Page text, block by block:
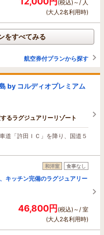
(税込)～/ 人
(大人2名利用時)
をすべてみる
航空券付プランから探す
by コルディオプレミアム
るラグジュアリーリゾート
道「許田ＩＣ」を降り、国道５
和洋室 食事なし
キッチン完備のラグジュアリー
46,800円(税込)～/ 室
(大人2名利用時)